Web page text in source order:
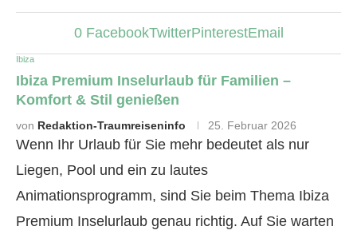
0 FacebookTwitterPinterestEmail
Ibiza
Ibiza Premium Inselurlaub für Familien –
Komfort & Stil genießen
von Redaktion-Traumreiseninfo 25. Februar 2026
Wenn Ihr Urlaub für Sie mehr bedeutet als nur
Liegen, Pool und ein zu lautes
Animationsprogramm, sind Sie beim Thema Ibiza
Premium Inselurlaub genau richtig. Auf Sie warten